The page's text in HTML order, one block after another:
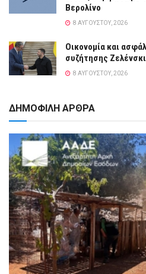
Βερολίνο
8 ΑΥΓΟΎΣΤΟΥ, 2026
Οικονομία και
συζήτησης
8 ΑΥΓΟΎΣΤΟΥ, 2026
ΔΗΜΟΦΙΛΗ ΑΡΘΡΑ